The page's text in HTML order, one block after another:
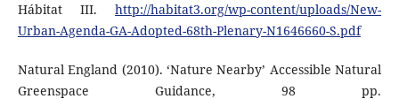
Hábitat III.http://habitat3.org/wp-content/uploads/New-
Urban-Agenda-GA-Adopted-68th-Plenary-N1646660-S.pdf
Natural England (2010). ‘Nature Nearby’ Accessible Natural
Greenspace Guidance, 98 pp.